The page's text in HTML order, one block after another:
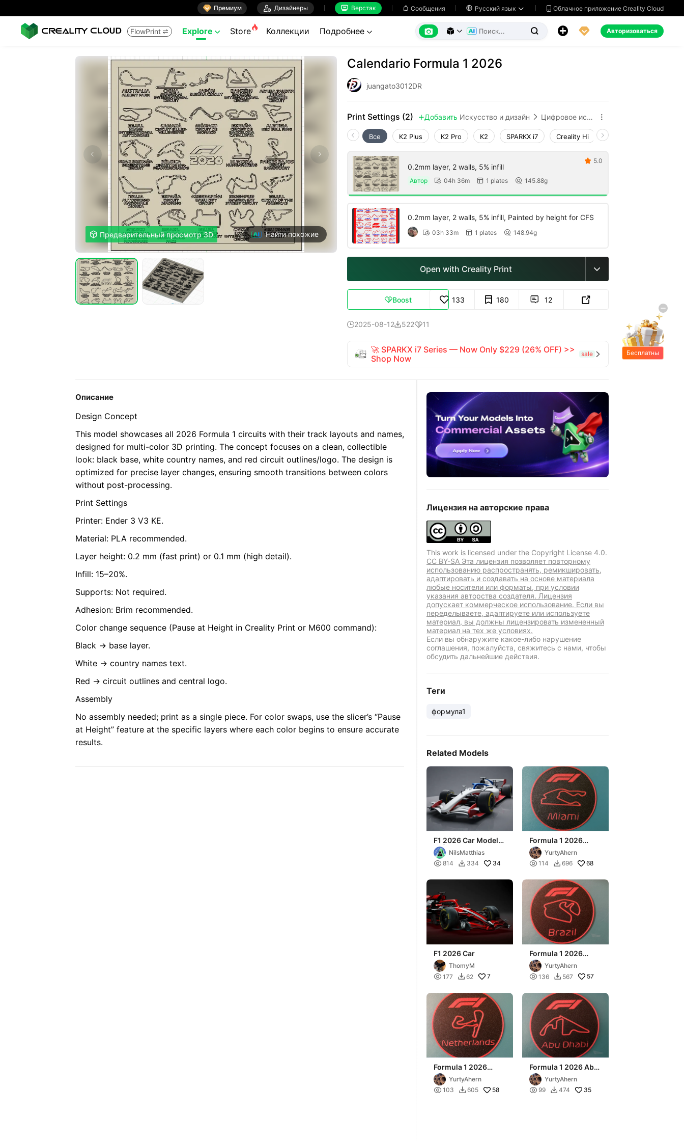
 Премиум  Дизайнеры  Верстак  Сообщения  Русский язык   Облачное приложение Creality Cloud
FlowPrint  Explore  Store Коллекции Подробнее        Авторизоваться
 Предварительный просмотр 3D Найти похожие
Calendario Formula 1 2026
juangato3012DR
Print Settings (2)  Добавить Искусство и дизайн  Цифровое искусство 
Все K2 Plus K2 Pro K2 SPARKX i7 Creality Hi Ender-3 V4
0.2mm layer, 2 walls, 5% infill
Автор  04h 36m  1 plates  145.88g
 5.0
0.2mm layer, 2 walls, 5% infill, Painted by height for CFS
 03h 33m  1 plates  148.94g
Open with Creality Print 
Boost 133 180  12 
2025-08-1252211
🚀 SPARKX i7 Series — Now Only $229 (26% OFF) >>
Shop Now
sale 
Описание
Design Concept
This model showcases all 2026 Formula 1 circuits with their track layouts and names,
designed for multi-color 3D printing. The concept focuses on a clean, collectible
look: black base, white country names, and red circuit outlines/logo. The design is
optimized for precise layer changes, ensuring smooth transitions between colors
without post-processing.
Print Settings
Printer: Ender 3 V3 KE.
Material: PLA recommended.
Layer height: 0.2 mm (fast print) or 0.1 mm (high detail).
Infill: 15–20%.
Supports: Not required.
Adhesion: Brim recommended.
Color change sequence (Pause at Height in Creality Print or M600 command):
Black → base layer.
White → country names text.
Red → circuit outlines and central logo.
Assembly
No assembly needed; print as a single piece. For color swaps, use the slicer’s “Pause
at Height” feature at the specific layers where each color begins to ensure accurate
results.
Лицензия на авторские права
This work is licensed under the Copyright License 4.0.
CC BY-SA Эта лицензия позволяет повторному
использованию распространять, ремикшировать,
адаптировать и создавать на основе материала
любые носители или форматы, при условии
указания авторства создателя. Лицензия
допускает коммерческое использование. Если вы
переделываете, адаптируете или используете
материал, вы должны лицензировать измененный
материал на тех же условиях.
Если вы обнаружите какое-либо нарушение
соглашения, пожалуйста, свяжитесь с нами, чтобы
обсудить дальнейшие действия.
Теги
формула1
Related Models
F1 2026 Car Model
F1 | Formula 1
NilsMatthias
 814  334 34
Formula 1 2026
Miami Coaster
YurtyAhern
 114  696 68
F1 2026 Car
ThomyM
 177  62 7
Formula 1 2026
Brazil Coaster
YurtyAhern
 136  567 57
Formula 1 2026
Netherlands Coaster
YurtyAhern
 103  605 58
Formula 1 2026 Abu
Dhabi Coaster
YurtyAhern
 99  474 35
Бесплатны